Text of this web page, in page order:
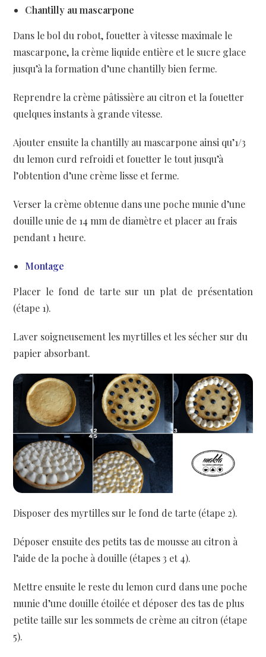
Chantilly au mascarpone
Dans le bol du robot, fouetter à vitesse maximale le
mascarpone, la crème liquide entière et le sucre glace
jusqu’à la formation d’une chantilly bien ferme.
Reprendre la crème pâtissière au citron et la fouetter
quelques instants à grande vitesse.
Ajouter ensuite la chantilly au mascarpone ainsi qu’1/3
du lemon curd refroidi et fouetter le tout jusqu’à
l’obtention d’une crème lisse et ferme.
Verser la crème obtenue dans une poche munie d’une
douille unie de 14 mm de diamètre et placer au frais
pendant 1 heure.
Montage
Placer le fond de tarte sur un plat de présentation
(étape 1).
Laver soigneusement les myrtilles et les sécher sur du
papier absorbant.
Disposer des myrtilles sur le fond de tarte (étape 2).
Déposer ensuite des petits tas de mousse au citron à
l’aide de la poche à douille (étapes 3 et 4).
Mettre ensuite le reste du lemon curd dans une poche
munie d’une douille étoilée et déposer des tas de plus
petite taille sur les sommets de crème au citron (étape
5).